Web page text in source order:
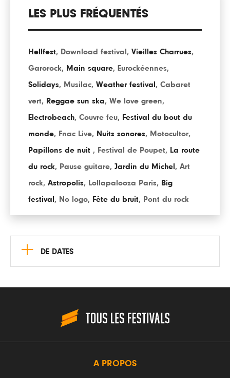
LES PLUS FRÉQUENTÉS
Hellfest, Download festival , Vieilles Charrues,
Garorock, Main square, Eurockéennes,
Solidays, Musilac, Weather festival , Cabaret
vert, Reggae sun ska, We love green,
Electrobeach, Couvre feu, Festival du bout du
monde, Fnac Live, Nuits sonores, Motocultor,
Papillons de nuit , Festival de Poupet, La route
du rock, Pause guitare, Jardin du Michel , Art
rock, Astropolis, Lollapalooza Paris, Big
festival , No logo, Fête du bruit, Pont du rock
+ DE DATES
A PROPOS